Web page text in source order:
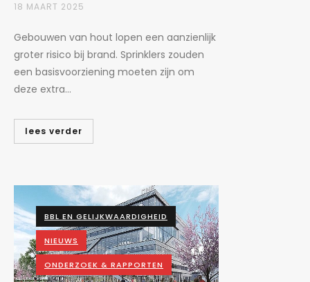
18 MAART 2025
Gebouwen van hout lopen een aanzienlijk
groter risico bij brand. Sprinklers zouden
een basisvoorziening moeten zijn om
deze extra...
lees verder
BBL EN GELIJKWAARDIGHEID
NIEUWS
ONDERZOEK & RAPPORTEN